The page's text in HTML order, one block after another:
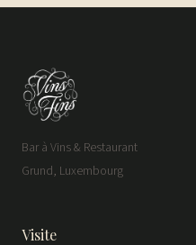
Bar à Vins & Restaurant
Grund, Luxembourg
Visite